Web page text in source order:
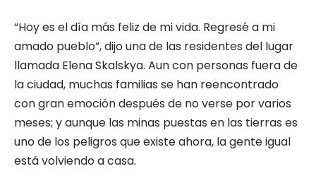
“Hoy es el día más feliz de mi vida. Regresé a mi
amado pueblo”, dijo una de las residentes del lugar
llamada Elena Skalskya. Aun con personas fuera de
la ciudad, muchas familias se han reencontrado
con gran emoción después de no verse por varios
meses; y aunque las minas puestas en las tierras es
uno de los peligros que existe ahora, la gente igual
está volviendo a casa.